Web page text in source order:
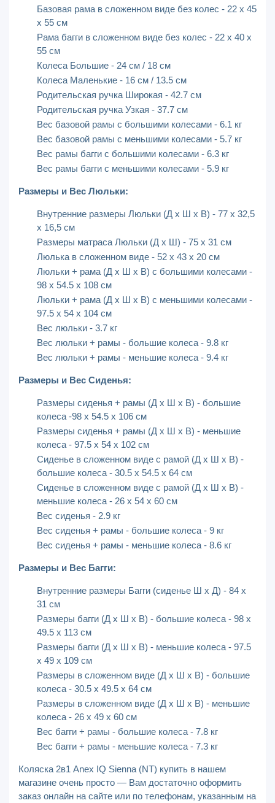
Базовая рама в сложенном виде без колес - 22 x 45
x 55 см
Рама багги в сложенном виде без колес - 22 x 40 x
55 см
Колеса Большие - 24 см / 18 см
Колеса Маленькие - 16 см / 13.5 см
Родительская ручка Широкая - 42.7 см
Родительская ручка Узкая - 37.7 см
Вес базовой рамы с большими колесами - 6.1 кг
Вес базовой рамы с меньшими колесами - 5.7 кг
Вес рамы багги с большими колесами - 6.3 кг
Вес рамы багги с меньшими колесами - 5.9 кг
Размеры и Вес Люльки:
Внутренние размеры Люльки (Д х Ш х В) - 77 x 32,5
x 16,5 см
Размеры матраса Люльки (Д х Ш) - 75 x 31 см
Люлька в сложенном виде - 52 x 43 x 20 см
Люльки + рама (Д х Ш х В) с большими колесами -
98 х 54.5 х 108 см
Люльки + рама (Д х Ш х В) с меньшими колесами -
97.5 х 54 х 104 см
Вес люльки - 3.7 кг
Вес люльки + рамы - большие колеса - 9.8 кг
Вес люльки + рамы - меньшие колеса - 9.4 кг
Размеры и Вес Сиденья:
Размеры сиденья + рамы (Д x Ш x В) - большие
колеса -98 х 54.5 х 106 см
Размеры сиденья + рамы (Д x Ш x В) - меньшие
колеса - 97.5 х 54 х 102 см
Сиденье в сложенном виде с рамой (Д х Ш х В) -
большие колеса - 30.5 х 54.5 х 64 см
Сиденье в сложенном виде с рамой (Д х Ш х В) -
меньшие колеса - 26 х 54 х 60 см
Вес сиденья - 2.9 кг
Вес сиденья + рамы - большие колеса - 9 кг
Вес сиденья + рамы - меньшие колеса - 8.6 кг
Размеры и Вес Багги:
Внутренние размеры Багги (сиденье Ш x Д) - 84 х
31 см
Размеры багги (Д х Ш х В) - большие колеса - 98 х
49.5 х 113 см
Размеры багги (Д х Ш х В) - меньшие колеса - 97.5
х 49 х 109 см
Размеры в сложенном виде (Д х Ш х В) - большие
колеса - 30.5 х 49.5 х 64 см
Размеры в сложенном виде (Д х Ш х В) - меньшие
колеса - 26 х 49 х 60 см
Вес багги + рамы - большие колеса - 7.8 кг
Вес багги + рамы - меньшие колеса - 7.3 кг
Коляска 2в1 Anex IQ Sienna (NT) купить в нашем
магазине очень просто — Вам достаточно оформить
заказ онлайн на сайте или по телефонам, указанным на